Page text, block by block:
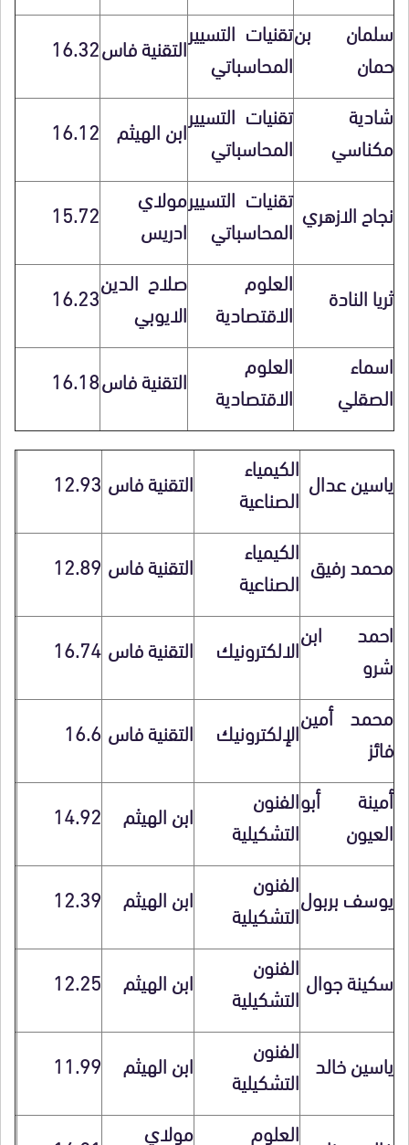
سلمان بن
حمان
تقنيات التسيير
المحاسباتي
التقنية فاس16.32
شادية
مكناسي
تقنيات التسيير
المحاسباتي
ابن الهيثم 16.12
نجاح الازهري تقنيات التسيير
المحاسباتي
مولاي
ادريس
15.72
ثريا النادة
العلوم
الاقتصادية
صلاح الدين
الايوبي
16.23
اسماء
الصقلي
العلوم
الاقتصادية
التقنية فاس16.18
ياسين عدال الكيمياء
الصناعية
التقنية فاس 12.93
محمد رفيق الكيمياء
الصناعية
التقنية فاس 12.89
احمد ابن
شرو
الالكترونيك التقنية فاس16.74
محمد أمين
فائز
الإلكترونيك التقنية فاس 16.6
أمينة أبو
العيون
الفنون
التشكيلية
ابن الهيثم 14.92
يوسف بربولالفنون
التشكيلية
ابن الهيثم 12.39
سكينة جوال الفنون
التشكيلية
ابن الهيثم 12.25
ياسين خالد الفنون
التشكيلية
ابن الهيثم 11.99
العلوم مولاي